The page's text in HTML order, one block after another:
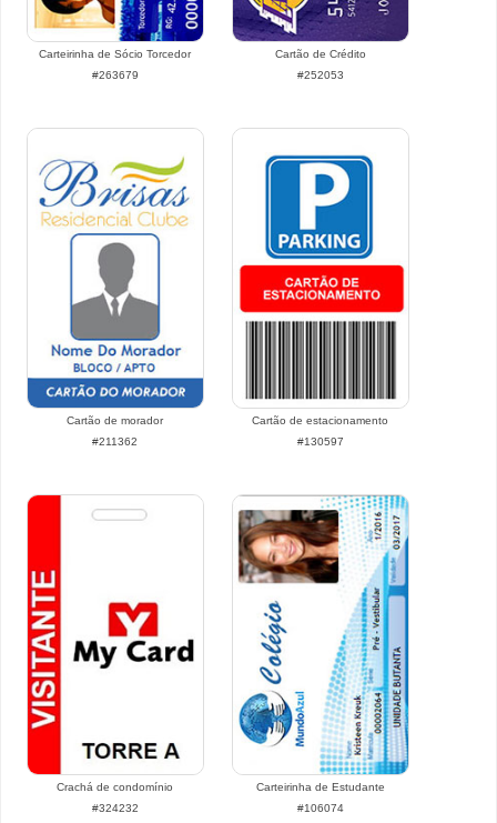
Carteirinha de Sócio Torcedor
#263679
Cartão de Crédito
#252053
Cartão de morador
#211362
Cartão de estacionamento
#130597
Crachá de condomínio
#324232
Carteirinha de Estudante
#106074